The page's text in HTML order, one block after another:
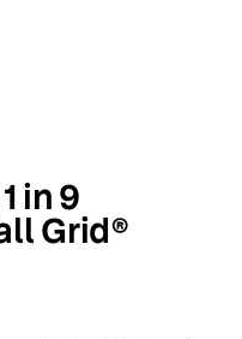
in 9
Grid®